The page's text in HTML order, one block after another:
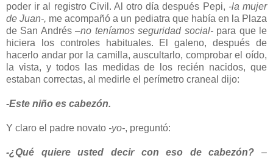
poder ir al registro Civil. Al otro día después Pepi, -la mujer
de Juan-, me acompañó a un pediatra que había en la Plaza
de San Andrés–no teníamos seguridad social-para que le
hiciera los controles habituales. El galeno, después de
hacerlo andar por la camilla, auscultarlo, comprobar el oído,
la vista, y todos las medidas de los recién nacidos, que
estaban correctas, al medirle el perímetro craneal dijo:
-Este niño es cabezón.
Y claro el padre novato -yo-, preguntó:
-¿Qué quiere usted decir con eso de cabezón? –